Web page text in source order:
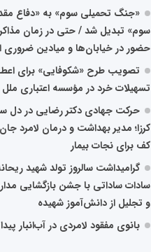
«جنگ تحمیلی سوم» به «دفاع
سوم» تبدیل شد / حتی در زمان
حضور در خیابان‌ها و میادین
تصویب طرح «شکوفایی» برای
تسهیلات خرد در مؤسسه اعتباری ملل
حرکت جهادی دکتر رضایی در دل
کرزا؛ مدیر بهداشت و درمان لامرد
کف برای نجات بیمار
گرامیداشت سالروز تولد شهید
سادات ساداتی با جشن بازگشایی
و تجلیل از دانش‌آموز شهیده
بانوی مفقود لامردی در آب‌انبار